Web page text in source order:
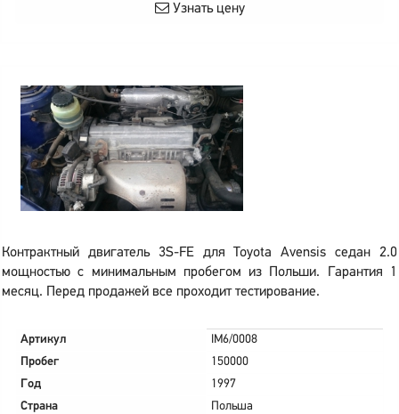
Узнать цену
Контрактный двигатель 3S-FE для Toyota Avensis седан 2.0
мощностью с минимальным пробегом из Польши. Гарантия 1
месяц. Перед продажей все проходит тестирование.
Артикул
IM6/0008
Пробег
150000
Год
1997
Страна
Польша